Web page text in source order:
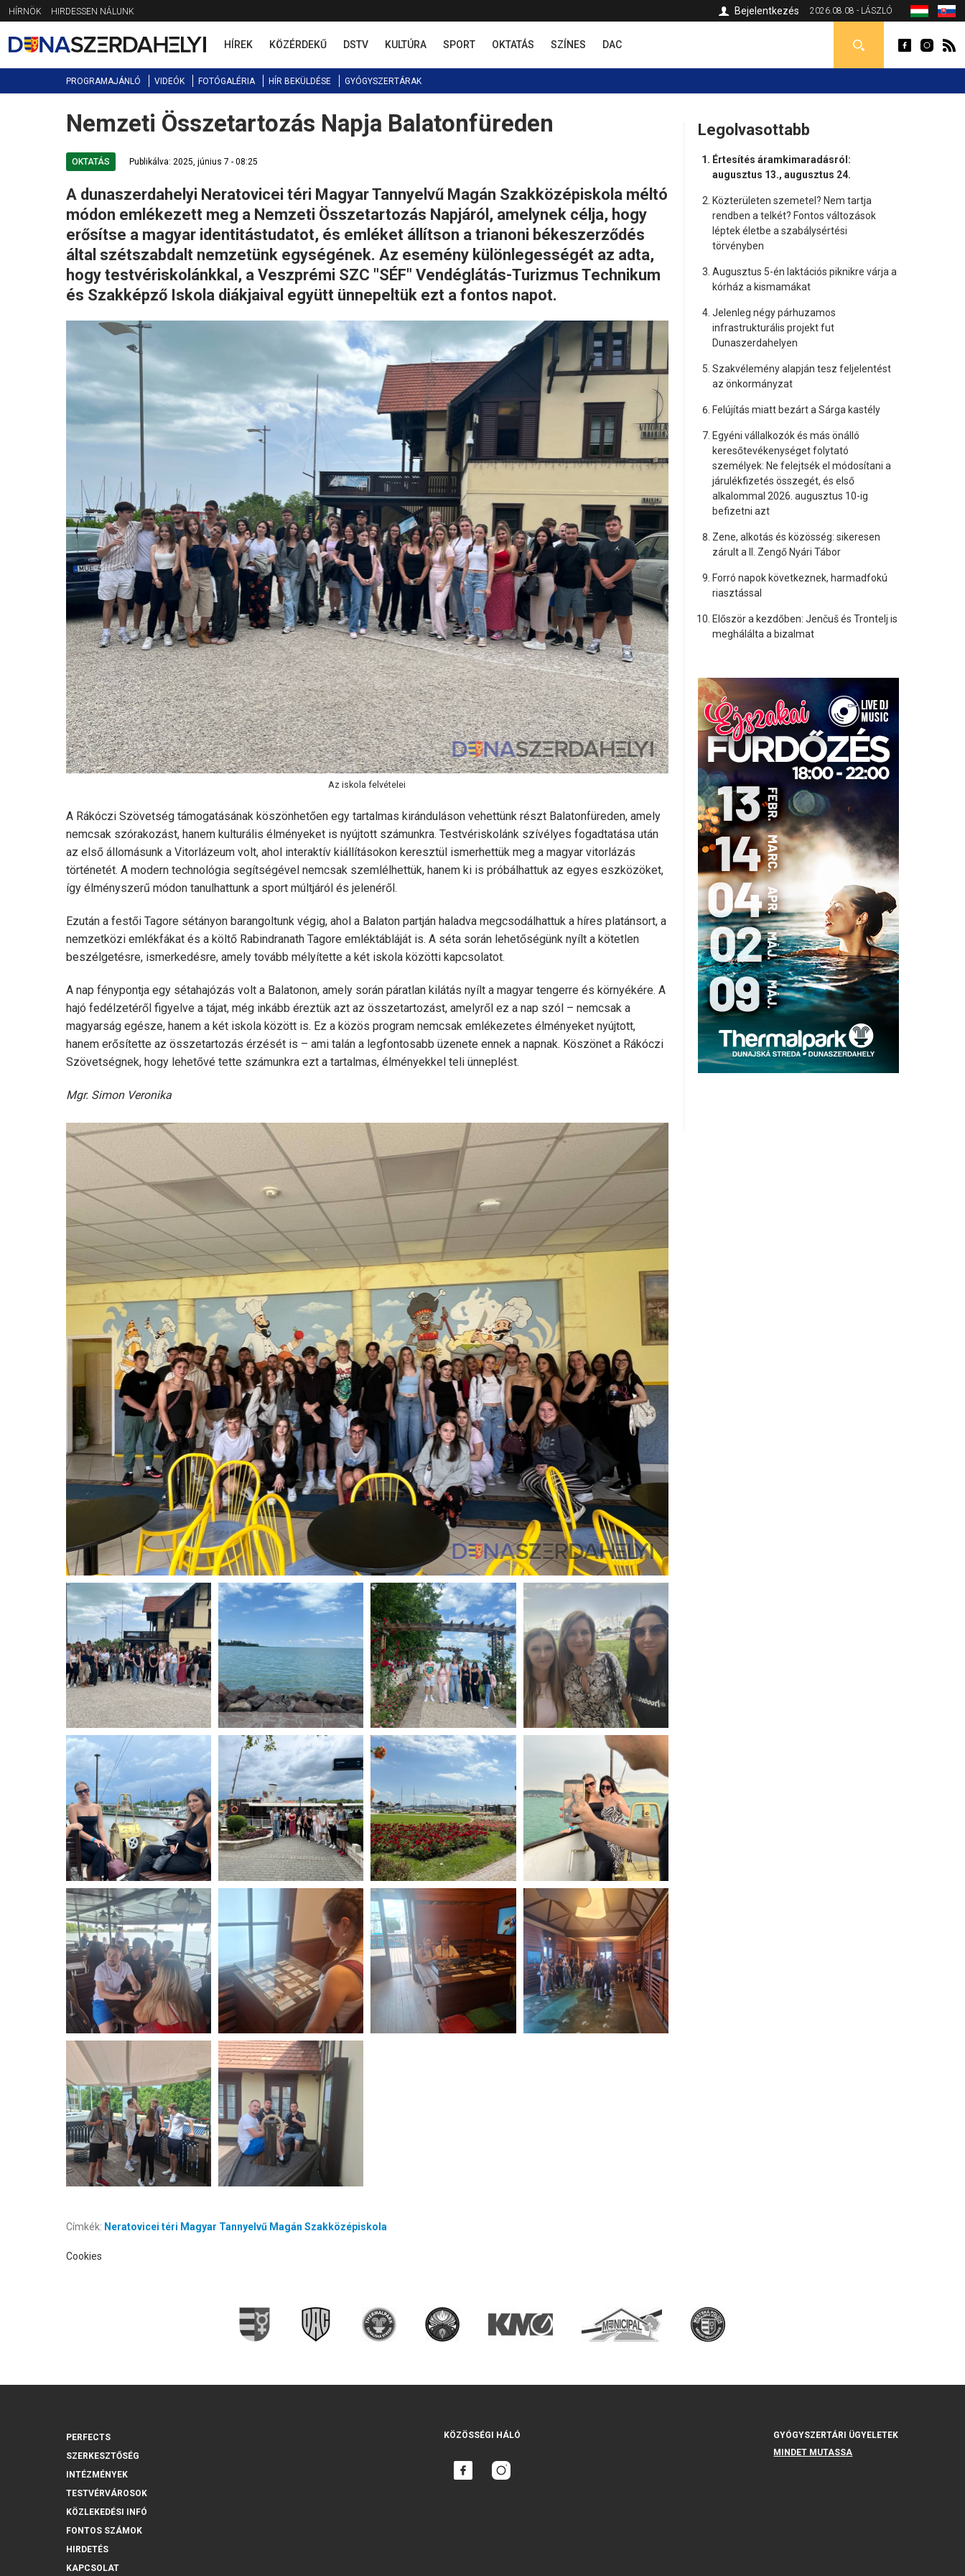
Jump
to
navigation
HÍRNÖK HIRDESSEN NÁLUNK 2026.08.08 - LÁSZLÓ
Bejelentkezés
HÍREK KÖZÉRDEKŰ DSTV KULTÚRA SPORT OKTATÁS SZÍNES DAC
PROGRAMAJÁNLÓ VIDEÓK FOTÓGALÉRIA HÍR BEKÜLDÉSE GYÓGYSZERTÁRAK
Back
to
Nemzeti Összetartozás Napja Balatonfüreden
OKTATÁS Publikálva: 2025, június 7 - 08:25
A dunaszerdahelyi Neratovicei téri Magyar Tannyelvű Magán Szakközépiskola méltó
módon emlékezett meg a Nemzeti Összetartozás Napjáról, amelynek célja, hogy
erősítse a magyar identitástudatot, és emléket állítson a trianoni békeszerződés
által szétszabdalt nemzetünk egységének. Az esemény különlegességét az adta,
hogy testvériskolánkkal, a Veszprémi SZC "SÉF" Vendéglátás-Turizmus Technikum
és Szakképző Iskola diákjaival együtt ünnepeltük ezt a fontos napot.
Az iskola felvételei
A Rákóczi Szövetség támogatásának köszönhetően egy tartalmas kiránduláson vehettünk részt Balatonfüreden, amely
nemcsak szórakozást, hanem kulturális élményeket is nyújtott számunkra. Testvériskolánk szívélyes fogadtatása után
az első állomásunk a Vitorlázeum volt, ahol interaktív kiállításokon keresztül ismerhettük meg a magyar vitorlázás
történetét. A modern technológia segítségével nemcsak szemlélhettük, hanem ki is próbálhattuk az egyes eszközöket,
így élményszerű módon tanulhattunk a sport múltjáról és jelenéről.
Ezután a festői Tagore sétányon barangoltunk végig, ahol a Balaton partján haladva megcsodálhattuk a híres platánsort, a
nemzetközi emlékfákat és a költő Rabindranath Tagore emléktábláját is. A séta során lehetőségünk nyílt a kötetlen
beszélgetésre, ismerkedésre, amely tovább mélyítette a két iskola közötti kapcsolatot.
A nap fénypontja egy sétahajózás volt a Balatonon, amely során páratlan kilátás nyílt a magyar tengerre és környékére. A
hajó fedélzetéről figyelve a tájat, még inkább éreztük azt az összetartozást, amelyről ez a nap szól – nemcsak a
magyarság egésze, hanem a két iskola között is. Ez a közös program nemcsak emlékezetes élményeket nyújtott,
hanem erősítette az összetartozás érzését is – ami talán a legfontosabb üzenete ennek a napnak. Köszönet a Rákóczi
Szövetségnek, hogy lehetővé tette számunkra ezt a tartalmas, élményekkel teli ünneplést.
Mgr. Simon Veronika
Címkék: Neratovicei téri Magyar Tannyelvű Magán Szakközépiskola
Cookies
Legolvasottabb
Értesítés áramkimaradásról:
augusztus 13., augusztus 24.
Közterületen szemetel? Nem tartja
rendben a telkét? Fontos változások
léptek életbe a szabálysértési
törvényben
Augusztus 5-én laktációs piknikre várja a
kórház a kismamákat
Jelenleg négy párhuzamos
infrastrukturális projekt fut
Dunaszerdahelyen
Szakvélemény alapján tesz feljelentést
az önkormányzat
Felújítás miatt bezárt a Sárga kastély
Egyéni vállalkozók és más önálló
keresőtevékenységet folytató
személyek: Ne felejtsék el módosítani a
járulékfizetés összegét, és első
alkalommal 2026. augusztus 10-ig
befizetni azt
Zene, alkotás és közösség: sikeresen
zárult a II. Zengő Nyári Tábor
Forró napok következnek, harmadfokú
riasztással
Először a kezdőben: Jenčuš és Trontelj is
meghálálta a bizalmat
PERFECTS
SZERKESZTŐSÉG
INTÉZMÉNYEK
TESTVÉRVÁROSOK
KÖZLEKEDÉSI INFÓ
FONTOS SZÁMOK
HIRDETÉS
KAPCSOLAT
KÖZÖSSÉGI HÁLÓ
GYÓGYSZERTÁRI ÜGYELETEK
MINDET MUTASSA